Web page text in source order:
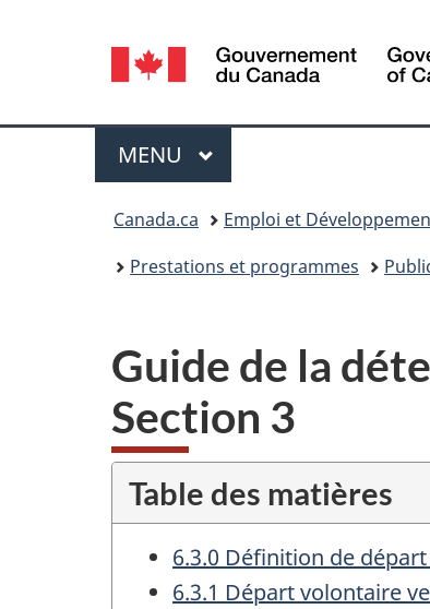
Sélection
de
la
langue
Menu
MENU PRINCIPAL
Canada.ca Emploi et
Prestations et programmes
Guide de la
Section 3
Table des matières
6.3.0 Définition de
6.3.1 Départ volontaire